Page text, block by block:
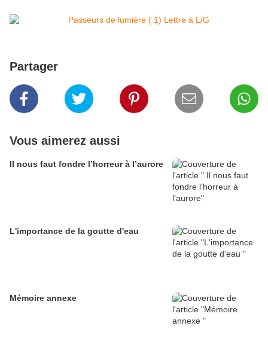
Partager
Vous aimerez aussi
Il nous faut fondre l’horreur à l’aurore
L'importance de la goutte d'eau
Mémoire annexe